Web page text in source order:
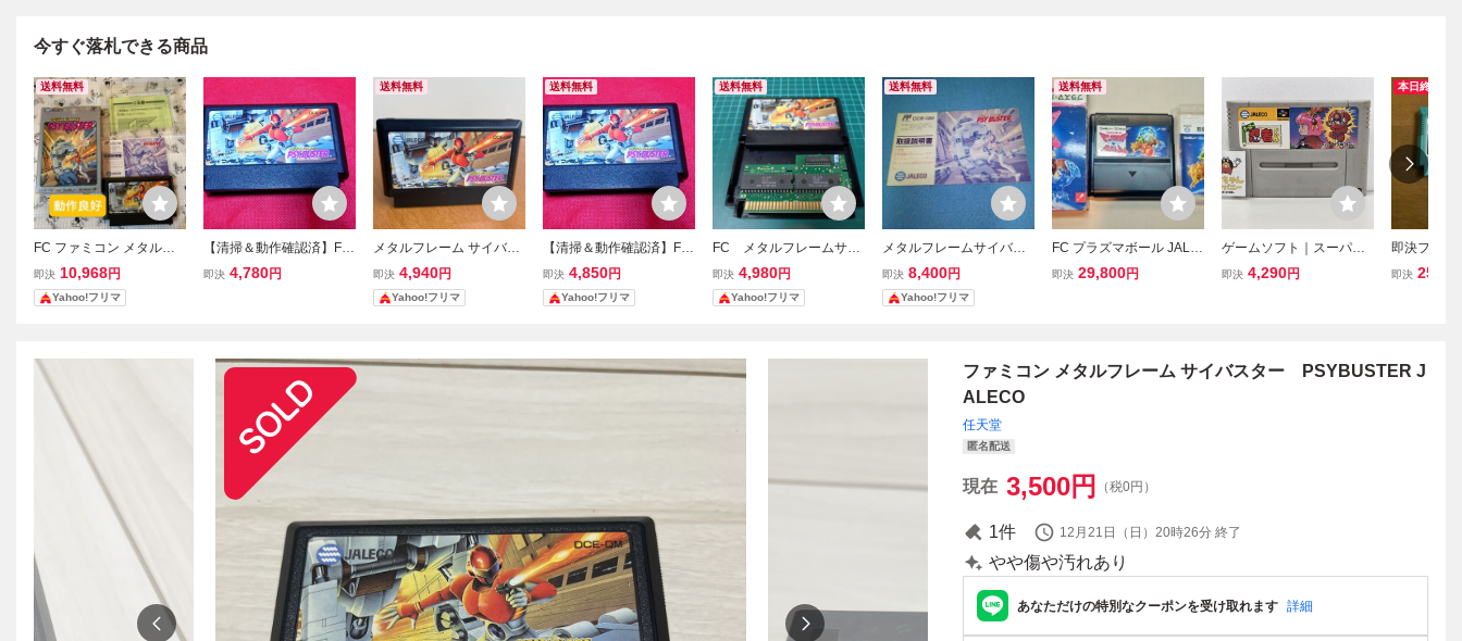
今すぐ落札できる商品
送料無料
FC ファミコン メタルフ
レームサイバスター
即決 10,968円
Yahoo!フリマ
【清掃＆動作確認済】FC
ファミコン『メタルフレ
即決 4,780円
送料無料
メタルフレーム サイバス
ター ファミコンソフト ソ
フトのみ FC1923
即決 4,940円
Yahoo!フリマ
送料無料
【清掃＆動作確認済】FC
ファミコン『メタルフレ
ーム サイバスター』 コ
レクター・マニア必見・
即決 4,850円
Yahoo!フリマ
送料無料
FC メタルフレームサイ
バスター 正規品 ファミ
コン ファミコンソフト
即決 4,980円
Yahoo!フリマ
送料無料
メタルフレームサイバス
ター METAL FLAME PSY
BUSTER/ファミコン説明
書のみ
即決 8,400円
Yahoo!フリマ
送料無料
FC プラズマボール JALE
CO 箱説付 ファミコン
即決 29,800円
ゲームソフト｜スーパー
ファミコン SFC｜すーぱ
即決 4,290円
本日終了
即決ファミ
クセリオン
即決 250
ファミコン メタルフレーム サイバスター PSYBUSTER J
ALECO
任天堂
匿名配送
現在 3,500円 （税0円）
1件 12月21日（日）20時26分 終了
やや傷や汚れあり
あなただけの特別なクーポンを受け取れます 詳細